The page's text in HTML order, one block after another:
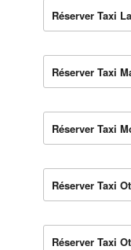
Réserver Taxi
Réserver Taxi
Réserver Taxi
Réserver Taxi
Réserver Taxi